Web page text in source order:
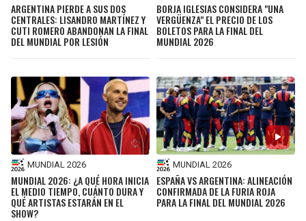
ARGENTINA PIERDE A SUS DOS
CENTRALES: LISANDRO MARTÍNEZ Y
CUTI ROMERO ABANDONAN LA FINAL
DEL MUNDIAL POR LESIÓN
BORJA IGLESIAS CONSIDERA "UNA
VERGÜENZA" EL PRECIO DE LOS
BOLETOS PARA LA FINAL DEL
MUNDIAL 2026
MUNDIAL 2026
MUNDIAL 2026: ¿A QUÉ HORA INICIA
EL MEDIO TIEMPO, CUÁNTO DURA Y
QUÉ ARTISTAS ESTARÁN EN EL
SHOW?
MUNDIAL 2026
ESPAÑA VS ARGENTINA: ALINEACIÓN
CONFIRMADA DE LA FURIA ROJA
PARA LA FINAL DEL MUNDIAL 2026